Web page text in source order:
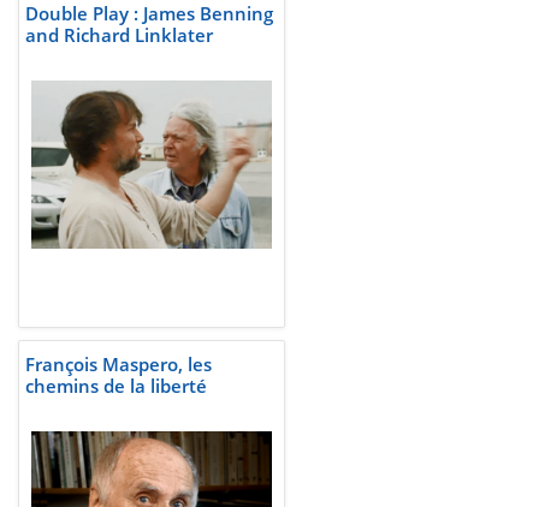
Double Play : James Benning
and Richard Linklater
François Maspero, les
chemins de la liberté